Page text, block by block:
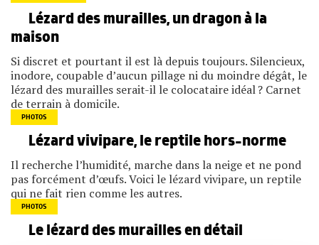
Lézard des murailles, un dragon à la
maison
Si discret et pourtant il est là depuis toujours. Silencieux,
inodore, coupable d’aucun pillage ni du moindre dégât, le
lézard des murailles serait-il le colocataire idéal ? Carnet
de terrain à domicile.
PHOTOS
Lézard vivipare, le reptile hors-norme
Il recherche l’humidité, marche dans la neige et ne pond
pas forcément d’œufs. Voici le lézard vivipare, un reptile
qui ne fait rien comme les autres.
PHOTOS
Le lézard des murailles en détail